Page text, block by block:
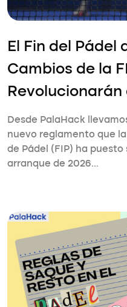
El Fin del Pádel
Cambios de la
Revolucionarán
Desde PalaHack
nuevo reglamento que
de Pádel (FIP) ha
arranque de 2026…